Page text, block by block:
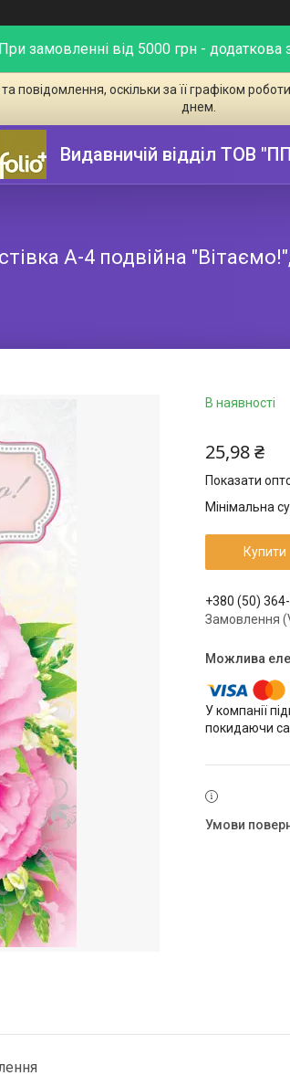
При замовленні від 5000 грн - додаткова
повідомлення, оскільки за її графіком
днем.
Видавничій відділ ТОВ
А-4 подвійна
В наявності
25,98 ₴
Показати
Мінімальна
Купити
+380 (50)
Замовлення
У компанії
покидаючи